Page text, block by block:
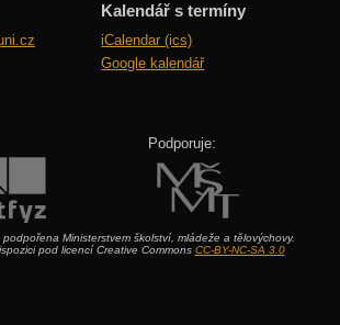
Kalendář s termíny
iCalendar (ics)
Google kalendář
Podporuje:
Ministerstvem školství, mládeže a tělovýchovy.
pod licencí Creative Commons CC-BY-NC-SA 3.0